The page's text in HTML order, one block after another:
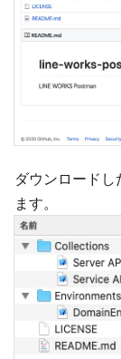
ダウンロード
ます。